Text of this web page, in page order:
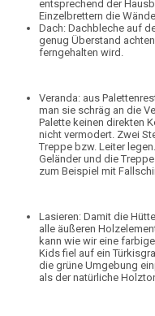
entsprechend der
Einzelbrettern die
Dach: Dachbleche auf
genug Überstand
ferngehalten wird.
Veranda: aus
man sie schräg an die
Palette keinen direkten
nicht vermodert. Zwei
Treppe bzw. Leiter
Geländer und die
zum Beispiel mit
Lasieren: Damit die
alle äußeren
kann wie wir eine
Kids fiel auf ein
die grüne Umgebung
als der natürliche